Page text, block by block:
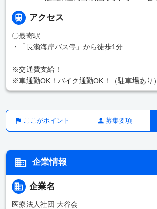
アクセス
〇最寄駅
・「長瀬海岸バス停」から徒歩1分
※交通費支給！
※車通勤OK！バイク通勤OK！（駐車場あり）
ここがポイント 募集要項
企業情報
企業名
医療法人社団 大谷会